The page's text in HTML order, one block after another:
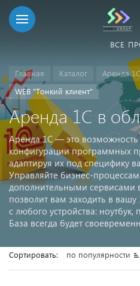
ВСЕ
Главная Каталог
Аренда
WEB "Тонкий клиент"
Аренда 1С в
Аренда 1С — это возможность
конфигурации программных
адаптируя их под специфику
Управляйте бизнес-
дополнительными сервисами
позволит вам заходить в
с любого устройства:
База всегда будет
Сортировать: по популярности